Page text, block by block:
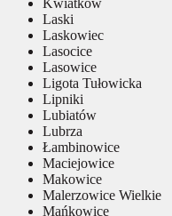
Laski
Laskowiec
Lasocice
Lasowice
Ligota Tułowicka
Lipniki
Lubiatów
Lubrza
Łambinowice
Maciejowice
Makowice
Malerzowice Wielkie
Mańkowice